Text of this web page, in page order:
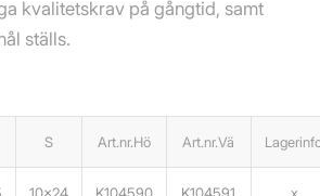
kvalitetskrav på gångtid, samt
ställs.
S Art.nr.Hö Art.nr.Vä